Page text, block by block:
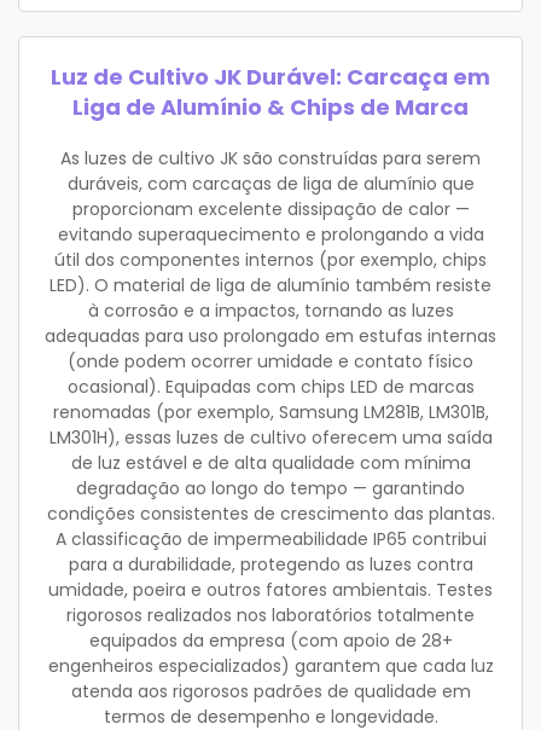
Luz de Cultivo JK Durável: Carcaça em
Liga de Alumínio & Chips de Marca
As luzes de cultivo JK são construídas para serem
duráveis, com carcaças de liga de alumínio que
proporcionam excelente dissipação de calor —
evitando superaquecimento e prolongando a vida
útil dos componentes internos (por exemplo, chips
LED). O material de liga de alumínio também resiste
à corrosão e a impactos, tornando as luzes
adequadas para uso prolongado em estufas internas
(onde podem ocorrer umidade e contato físico
ocasional). Equipadas com chips LED de marcas
renomadas (por exemplo, Samsung LM281B, LM301B,
LM301H), essas luzes de cultivo oferecem uma saída
de luz estável e de alta qualidade com mínima
degradação ao longo do tempo — garantindo
condições consistentes de crescimento das plantas.
A classificação de impermeabilidade IP65 contribui
para a durabilidade, protegendo as luzes contra
umidade, poeira e outros fatores ambientais. Testes
rigorosos realizados nos laboratórios totalmente
equipados da empresa (com apoio de 28+
engenheiros especializados) garantem que cada luz
atenda aos rigorosos padrões de qualidade em
termos de desempenho e longevidade.